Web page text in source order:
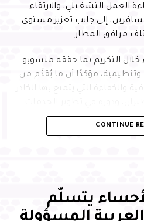
العمل التشغيلي، والارتقاء
إلى جانب تعزيز مستوى
مرافق المطار
التكريم بما حققه منسوبو
مؤكدًا أن ما يُقدَّم من
التي يتمتع بها الكادر
يواكب مستهدفات رؤية المملكة
في إطار الدعم المستمر من
لتحفيز الكفاءات الوطنية في
أهمية مواصلة العمل بروح
التطوير والابتكار ، بما يسهم في
وتحقيق أعلى معايير الجودة في
CONTINUE
يتسلّم